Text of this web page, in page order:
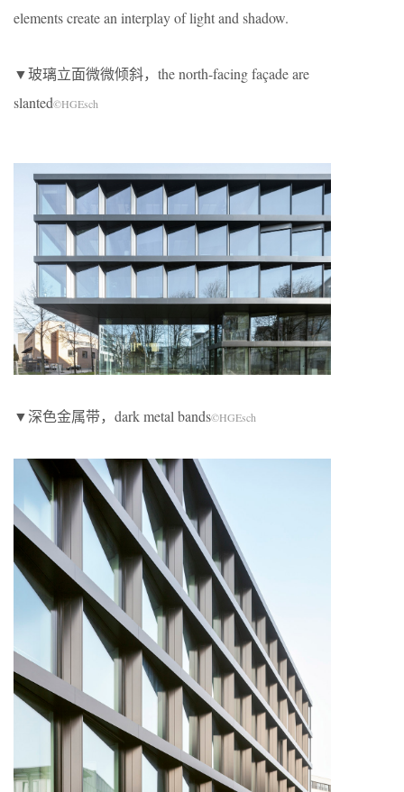
elements create an interplay of light and shadow.
▼玻璃立面微微倾斜，the north-facing façade are
slanted©HGEsch
▼深色金属带，dark metal bands©HGEsch